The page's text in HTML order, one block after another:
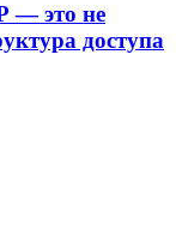
— это не
доступа